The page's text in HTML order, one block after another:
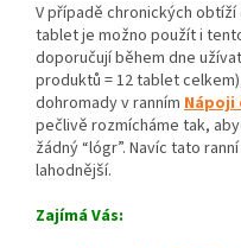
V případě chronických
tablet je možno použít i
doporučují během dne
produktů = 12 tablet
dohromady v ranním Nápoji
pečlivě rozmícháme tak,
žádný “lógr”. Navíc tato
lahodnější.
Zajímá Vás: